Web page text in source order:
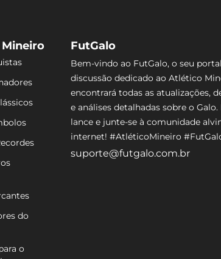
do
o
FutGalo
Bem-vindo ao FutGalo, o seu
discussão dedicado ao Atlético
encontrará todas as atualizações,
e análises detalhadas sobre o
lance e junte-se à comunidade
internet! #AtléticoMineiro
suporte@futgalo.com.br